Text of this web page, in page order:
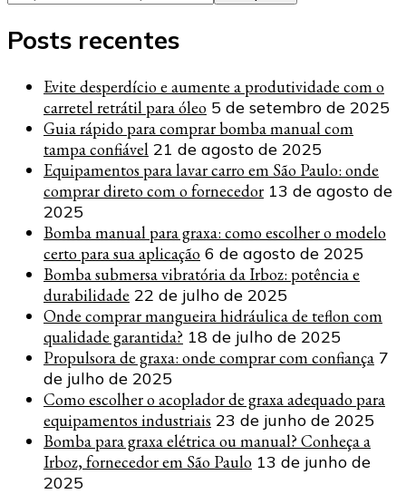
Posts recentes
Evite desperdício e aumente a produtividade com o
carretel retrátil para óleo 5 de setembro de 2025
Guia rápido para comprar bomba manual com
tampa confiável 21 de agosto de 2025
Equipamentos para lavar carro em São Paulo: onde
comprar direto com o fornecedor 13 de agosto de
2025
Bomba manual para graxa: como escolher o modelo
certo para sua aplicação 6 de agosto de 2025
Bomba submersa vibratória da Irboz: potência e
durabilidade 22 de julho de 2025
Onde comprar mangueira hidráulica de teflon com
qualidade garantida? 18 de julho de 2025
Propulsora de graxa: onde comprar com confiança 7
de julho de 2025
Como escolher o acoplador de graxa adequado para
equipamentos industriais 23 de junho de 2025
Bomba para graxa elétrica ou manual? Conheça a
Irboz, fornecedor em São Paulo 13 de junho de
2025